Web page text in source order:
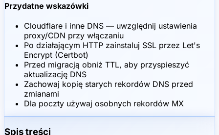
Przydatne wskazówki
Cloudflare i inne DNS — uwzględnij ustawienia
proxy/CDN przy włączaniu
Po działającym HTTP zainstaluj SSL przez Let's
Encrypt (Certbot)
Przed migracją obniż TTL, aby przyspieszyć
aktualizację DNS
Zachowaj kopię starych rekordów DNS przed
zmianami
Dla poczty używaj osobnych rekordów MX
Spis treści